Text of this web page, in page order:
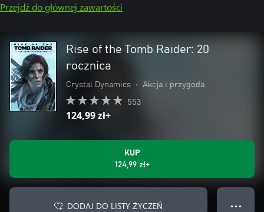
Przejdź do głównej zawartości
Rise of the Tomb Raider: 20
rocznica
Crystal Dynamics • Akcja i przygoda
553
124,99 zł+
KUP
124,99 zł+
DODAJ DO LISTY ŻYCZEŃ ● ● ●